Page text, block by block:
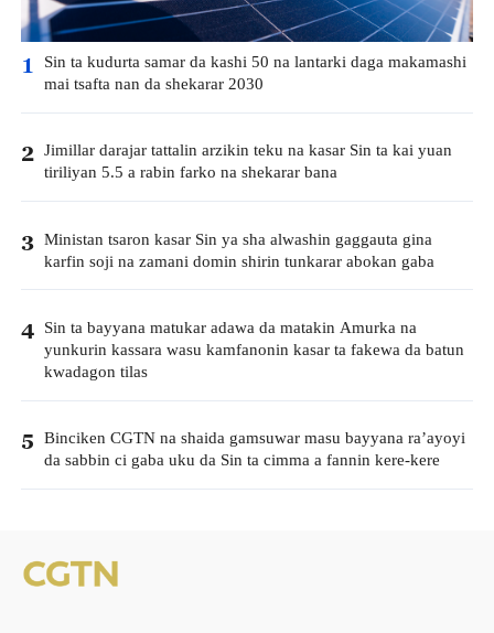
1
Sin ta kudurta samar da kashi 50 na lantarki daga makamashi
mai tsafta nan da shekarar 2030
2 Jimillar darajar tattalin arzikin teku na kasar Sin ta kai yuan
tiriliyan 5.5 a rabin farko na shekarar bana
3 Ministan tsaron kasar Sin ya sha alwashin gaggauta gina
karfin soji na zamani domin shirin tunkarar abokan gaba
4 Sin ta bayyana matukar adawa da matakin Amurka na
yunkurin kassara wasu kamfanonin kasar ta fakewa da batun
kwadagon tilas
5 Binciken CGTN na shaida gamsuwar masu bayyana ra’ayoyi
da sabbin ci gaba uku da Sin ta cimma a fannin kere-kere